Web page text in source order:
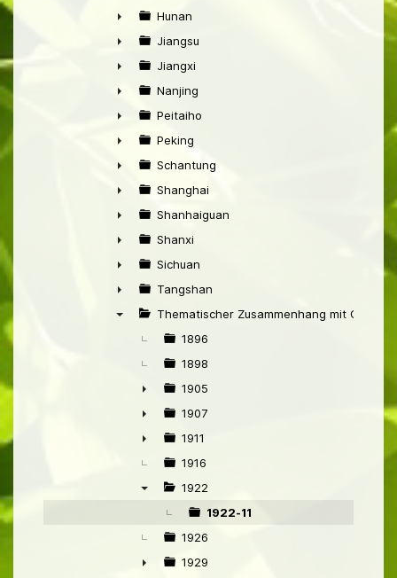
►
►
Hunan
►
Jiangsu
►
Jiangxi
►
Nanjing
►
Peitaiho
►
Peking
►
Schantung
►
Shanghai
►
Shanhaiguan
►
Shanxi
►
Sichuan
►
Tangshan
Thematischer Zusammenhang mit China
1896
1898
►
1905
►
1907
►
1911
1916
1922
1922-11
1926
1929